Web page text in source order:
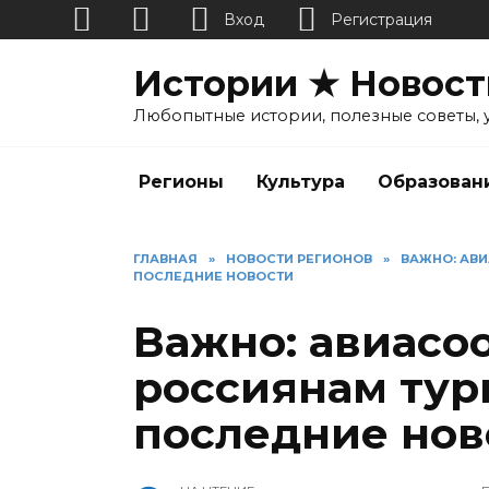
Истории ★
Любопытные истории, полезные советы,
Регионы Культура
ГЛАВНАЯ » НОВОСТИ РЕГИОНОВ »
ВАЖНО:
ПОСЛЕДНИЕ НОВОСТИ
Важно:
россиянам
последние
Вход Регистрация